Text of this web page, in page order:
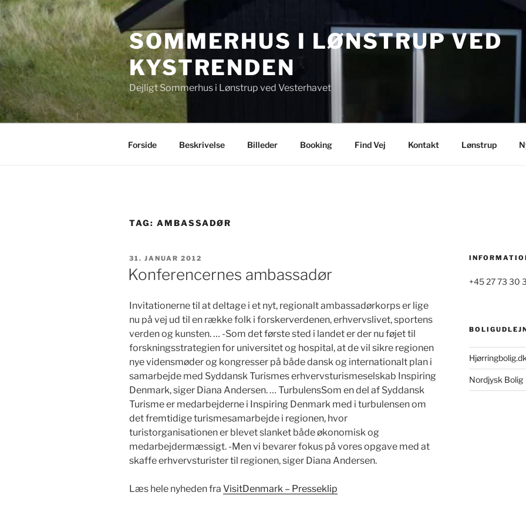
Videre
til
indhold
SOMMERHUS I LØNSTRUP VED
KYSTRENDEN
Dejligt Sommerhus i Lønstrup ved Vesterhavet
Forside Beskrivelse Billeder Booking Find Vej Kontakt Lønstrup
TAG: AMBASSADØR
UDGIVET
DEN
31. JANUAR 2012
Konferencernes ambassadør
Invitationerne til at deltage i et nyt, regionalt ambassadørkorps er lige
nu på vej ud til en række folk i forskerverdenen, erhvervslivet, sportens
verden og kunsten. … -Som det første sted i landet er der nu føjet til
forskningsstrategien for universitet og hospital, at de vil sikre regionen
nye vidensmøder og kongresser på både dansk og internationalt plan i
samarbejde med Syddansk Turismes erhvervsturismeselskab Inspiring
Denmark, siger Diana Andersen. … TurbulensSom en del af Syddansk
Turisme er medarbejderne i Inspiring Denmark med i turbulensen om
det fremtidige turismesamarbejde i regionen, hvor
turistorganisationen er blevet slanket både økonomisk og
medarbejdermæssigt. -Men vi bevarer fokus på vores opgave med at
skaffe erhvervsturister til regionen, siger Diana Andersen.
Læs hele nyheden fra VisitDenmark – Presseklip
+45 27 73 30
Hjørringbolig.dk
Nordjysk Bolig